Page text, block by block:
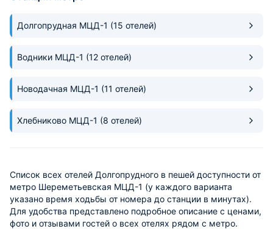
Долгопрудная МЦД-1 (15 отелей)
Водники МЦД-1 (12 отелей)
Новодачная МЦД-1 (11 отелей)
Хлебниково МЦД-1 (8 отелей)
Список всех отелей Долгопрудного в пешей доступности от
метро Шереметьевская МЦД-1 (у каждого варианта
указано время ходьбы от номера до станции в минутах).
Для удобства представлено подробное описание с ценами,
фото и отзывами гостей о всех отелях рядом с метро.